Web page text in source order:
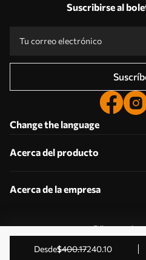
desde$400.17240.10
Suscribirse al
Change the language
Acerca del producto
Acerca de la empresa
Editar permisos
2011-2026 Uwalls . Todos
Gestionado por KLW Sp. z